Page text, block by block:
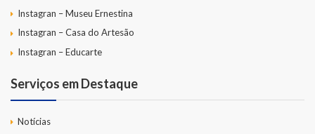
Instagran – Museu Ernestina
Instagran – Casa do Artesão
Instagran – Educarte
Serviços em Destaque
Notícias